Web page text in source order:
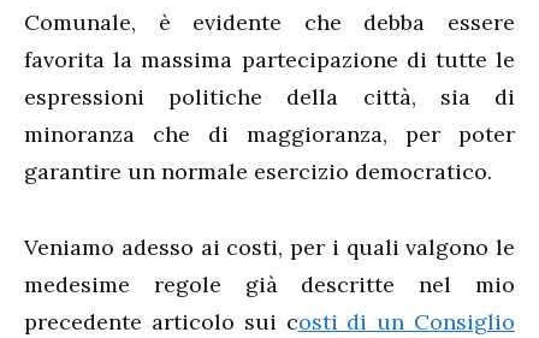
Comunale, è evidente che debba essere
favorita la massima partecipazione di tutte le
espressioni politiche della città, sia di
minoranza che di maggioranza, per poter
garantire un normale esercizio democratico.
Veniamo adesso ai costi, per i quali valgono le
medesime regole già descritte nel mio
precedente articolo sui costi di un Consiglio